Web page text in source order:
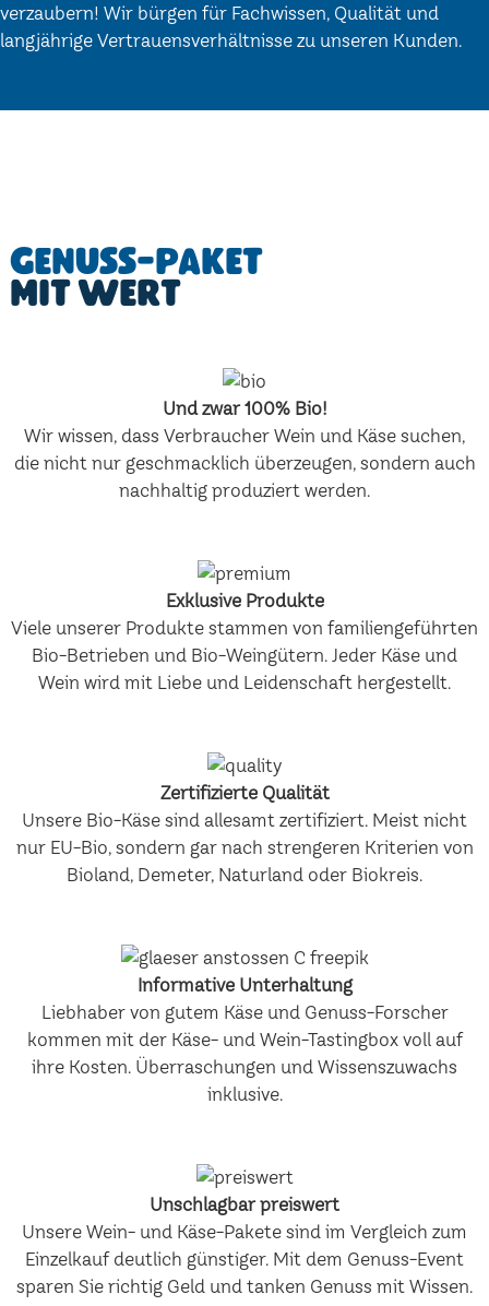
verzaubern! Wir bürgen für Fachwissen, Qualität und
langjährige Vertrauensverhältnisse zu unseren Kunden.
Genuss-Paket
mit Wert
Und zwar 100% Bio!
Wir wissen, dass Verbraucher Wein und Käse suchen,
die nicht nur geschmacklich überzeugen, sondern auch
nachhaltig produziert werden.
Exklusive Produkte
Viele unserer Produkte stammen von familiengeführten
Bio-Betrieben und Bio-Weingütern. Jeder Käse und
Wein wird mit Liebe und Leidenschaft hergestellt.
Zertifizierte Qualität
Unsere Bio-Käse sind allesamt zertifiziert. Meist nicht
nur EU-Bio, sondern gar nach strengeren Kriterien von
Bioland, Demeter, Naturland oder Biokreis.
Informative Unterhaltung
Liebhaber von gutem Käse und Genuss-Forscher
kommen mit der Käse- und Wein-Tastingbox voll auf
ihre Kosten. Überraschungen und Wissenszuwachs
inklusive.
Unschlagbar preiswert
Unsere Wein- und Käse-Pakete sind im Vergleich zum
Einzelkauf deutlich günstiger. Mit dem Genuss-Event
sparen Sie richtig Geld und tanken Genuss mit Wissen.